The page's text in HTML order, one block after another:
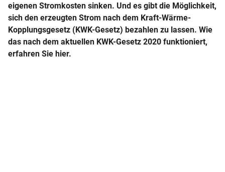
eigenen Stromkosten sinken. Und es gibt die Möglichkeit,
sich den erzeugten Strom nach dem Kraft-Wärme-
Kopplungsgesetz (KWK-Gesetz) bezahlen zu lassen. Wie
das nach dem aktuellen KWK-Gesetz 2020 funktioniert,
erfahren Sie hier.